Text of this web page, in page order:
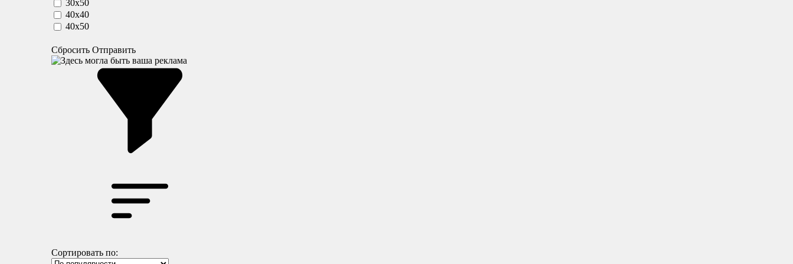
30x50
40x40
40x50
Сбросить Отправить
Сортировать по: